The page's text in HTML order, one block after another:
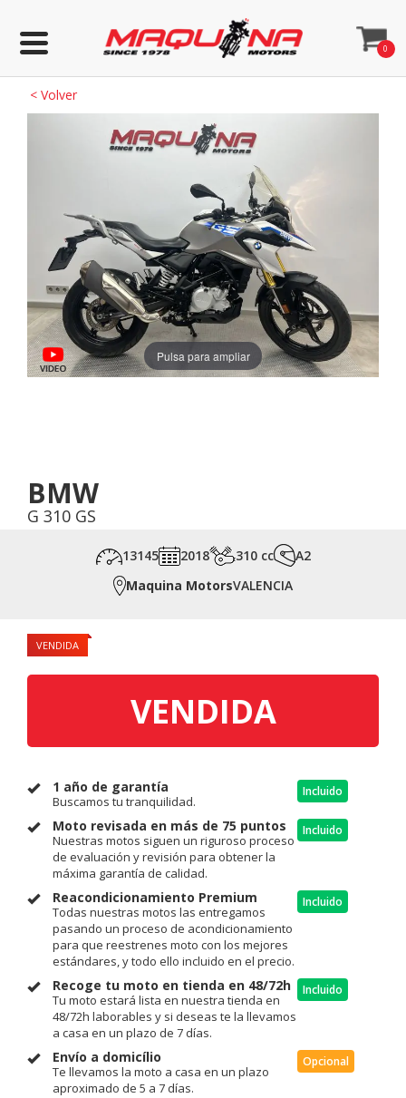
0
< Volver
Pulsa para ampliar
BMW
G 310 GS
13145 2018 310 cc
A2
Maquina MotorsVALENCIA
VENDIDA
VENDIDA
1 año de garantía
Buscamos tu tranquilidad.
Incluido
Moto revisada en más de 75 puntos
Nuestras motos siguen un riguroso proceso
de evaluación y revisión para obtener la
máxima garantía de calidad.
Incluido
Reacondicionamiento Premium
Todas nuestras motos las entregamos
pasando un proceso de acondicionamiento
para que reestrenes moto con los mejores
estándares, y todo ello incluido en el precio.
Incluido
Recoge tu moto en tienda en 48/72h
Tu moto estará lista en nuestra tienda en
48/72h laborables y si deseas te la llevamos
a casa en un plazo de 7 días.
Incluido
Envío a domicílio
Te llevamos la moto a casa en un plazo
aproximado de 5 a 7 días.
Opcional